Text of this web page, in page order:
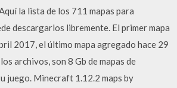
la lista de los 711 mapas para
descargarlos libremente. El primer mapa
2017, el último mapa agregado hace 29
archivos, son 8 Gb de mapas de
juego. Minecraft 1.12.2 maps by